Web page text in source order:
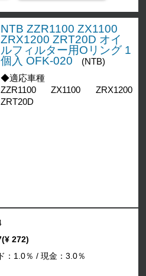
NTB ZZR1100 ZX1100
ZRX1200 ZRT20D オイ
ルフィルター用Oリング 1
個入 OFK-020
(NTB)
◆適応車種
ZZR1100 ZX1100 ZRX1200
ZRT20D
272)
：1.0％ / 現金：3.0％